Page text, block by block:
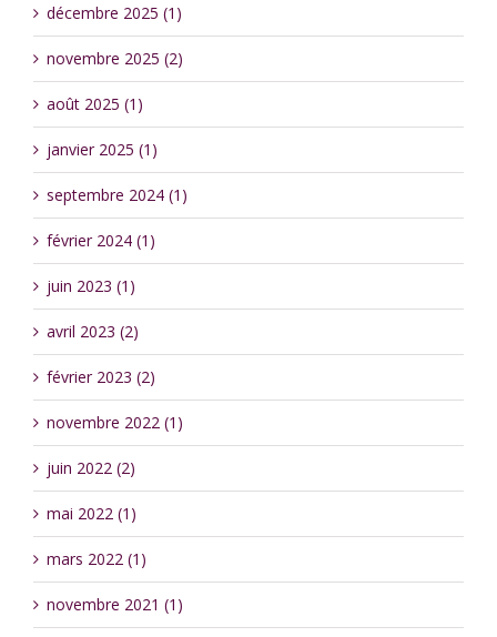
décembre 2025 (1)
novembre 2025 (2)
août 2025 (1)
janvier 2025 (1)
septembre 2024 (1)
février 2024 (1)
juin 2023 (1)
avril 2023 (2)
février 2023 (2)
novembre 2022 (1)
juin 2022 (2)
mai 2022 (1)
mars 2022 (1)
novembre 2021 (1)